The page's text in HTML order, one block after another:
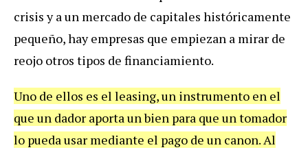
crisis y aun mercado de capitales históricamente
pequeño,hay empresas que empiezan a mirar de
reojo otros tipos de financiamiento.
Uno de ellos es el leasing,un instrumento en el
que un dador aportaunbien para que untomador
lo puedausar mediante el pago de un canon.Al